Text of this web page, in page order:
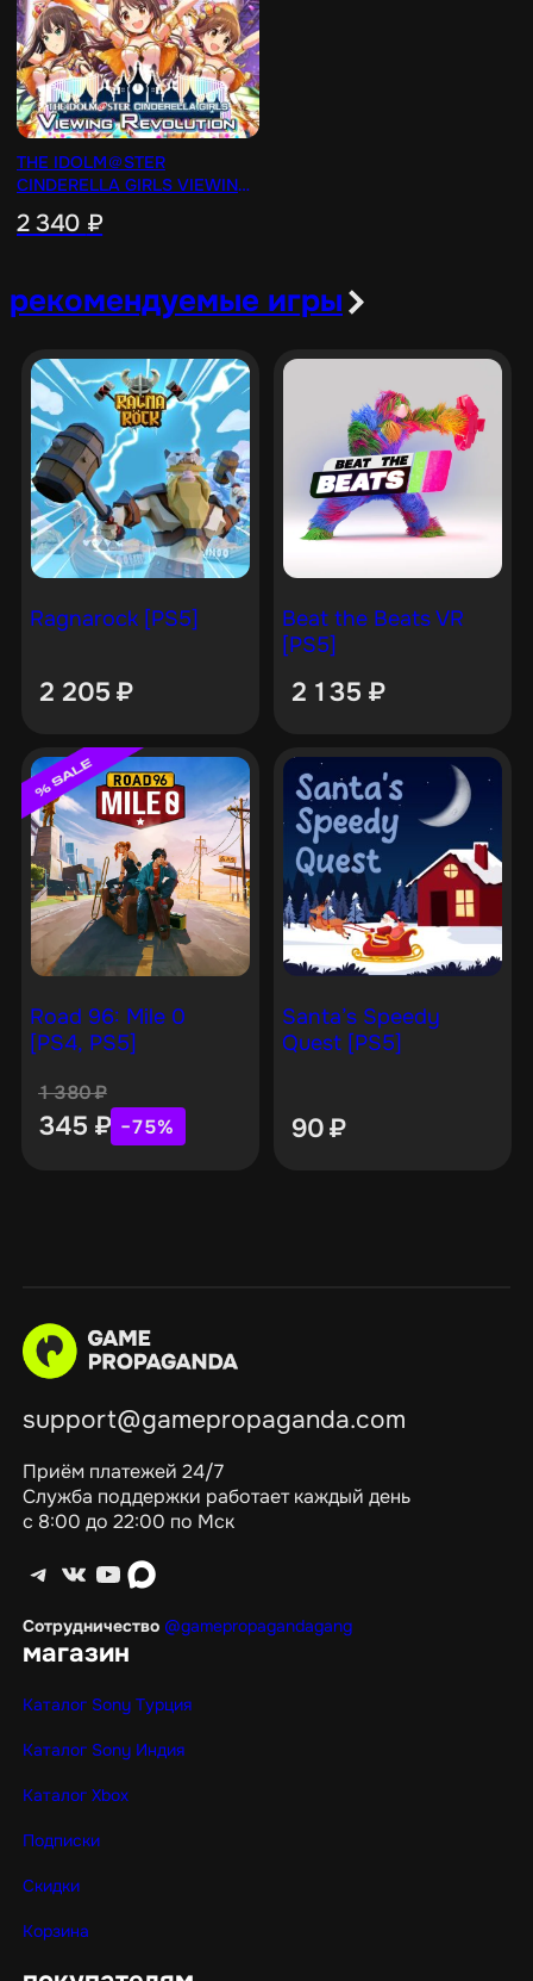
THE IDOLM＠STER
CINDERELLA GIRLS VIEWING
2 340 ₽
рекомендуемые игры
Ragnarock [PS5]
2 205 ₽
Beat the Beats VR
[PS5]
2 135 ₽
Road 96: Mile 0
[PS4, PS5]
1 380₽
345 ₽ −75%
Santa’s Speedy
Quest [PS5]
90₽
support@gamepropaganda.com
Приём платежей 24/7
Служба поддержки работает каждый день
с 8:00 до 22:00 по Мск
Telegram ВКонтакте YouTube max
Сотрудничество @gamepropagandagang
магазин
Каталог Sony Турция
Каталог Sony Индия
Каталог Xbox
Подписки
Скидки
Корзина